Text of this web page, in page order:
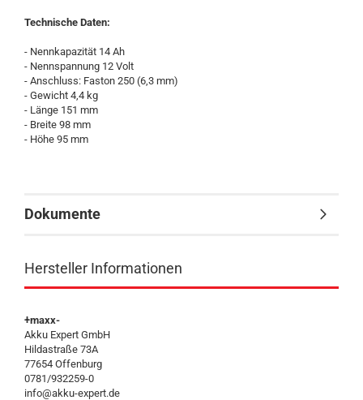
Technische Daten:
- Nennkapazität 14 Ah
- Nennspannung 12 Volt
- Anschluss: Faston 250 (6,3 mm)
- Gewicht 4,4 kg
- Länge 151 mm
- Breite 98 mm
- Höhe 95 mm
Dokumente
Hersteller Informationen
+maxx-
Akku Expert GmbH
Hildastraße 73A
77654 Offenburg
0781/932259-0
info@akku-expert.de